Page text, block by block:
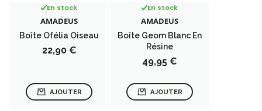
En stock
AMADEUS
Boîte Ofélia Oiseau
Prix
22,90 €
AJOUTER
En stock
AMADEUS
Boîte Geom Blanc En
Résine
Prix
49,95 €
AJOUTER